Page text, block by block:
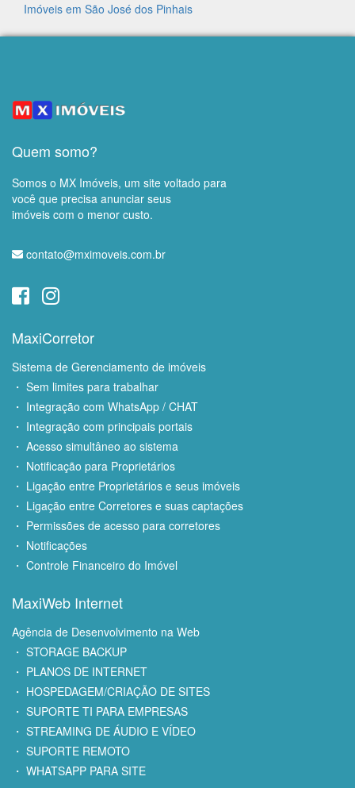
Imóveis em São José dos Pinhais
Quem somo?
Somos o MX Imóveis, um site voltado para
você que precisa anunciar seus
imóveis com o menor custo.
contato@mximoveis.com.br
MaxiCorretor
Sistema de Gerenciamento de imóveis
・ Sem limites para trabalhar
・ Integração com WhatsApp / CHAT
・ Integração com principais portais
・ Acesso simultâneo ao sistema
・ Notificação para Proprietários
・ Ligação entre Proprietários e seus imóveis
・ Ligação entre Corretores e suas captações
・ Permissões de acesso para corretores
・ Notificações
・ Controle Financeiro do Imóvel
MaxiWeb Internet
Agência de Desenvolvimento na Web
・ STORAGE BACKUP
・ PLANOS DE INTERNET
・ HOSPEDAGEM/CRIAÇÃO DE SITES
・ SUPORTE TI PARA EMPRESAS
・ STREAMING DE ÁUDIO E VÍDEO
・ SUPORTE REMOTO
・ WHATSAPP PARA SITE